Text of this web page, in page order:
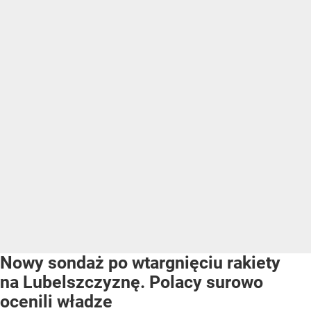
Nowy sondaż po wtargnięciu rakiety
na Lubelszczyznę. Polacy surowo
ocenili władze